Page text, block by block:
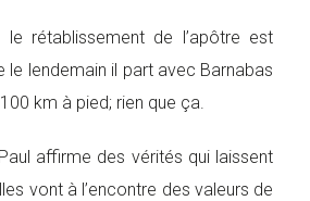
le rétablissement de l’apôtre est
le lendemain il part avec Barnabas
km à pied; rien que ça.
affirme des vérités qui laissent
vont à l’encontre des valeurs de